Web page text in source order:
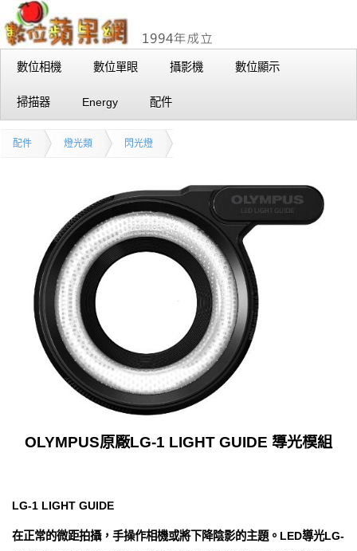
數位相機 數位單眼 攝影機 數位顯示
掃描器 Energy 配件
配件 燈光類 閃光燈
OLYMPUS原廠LG‑1 LIGHT GUIDE 導光模組
LG‑1 LIGHT GUIDE
在正常的微距拍攝，手操作相機或將下降陰影的主題。LED導光LG-